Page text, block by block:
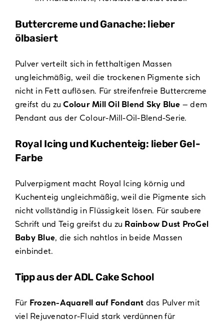
Buttercreme und Ganache: lieber
ölbasiert
Pulver verteilt sich in fetthaltigen Massen
ungleichmäßig, weil die trockenen Pigmente sich
nicht in Fett auflösen. Für streifenfreie Buttercreme
greifst du zuColour Mill Oil Blend Sky Blue – dem
Pendant aus der Colour-Mill-Oil-Blend-Serie.
Royal Icing und Kuchenteig: lieber Gel-
Farbe
Pulverpigment macht Royal Icing körnig und
Kuchenteig ungleichmäßig, weil die Pigmente sich
nicht vollständig in Flüssigkeit lösen. Für saubere
Schrift und Teig greifst du zu Rainbow Dust ProGel
Baby Blue, die sich nahtlos in beide Massen
einbindet.
Tipp aus der ADL Cake School
Für Frozen-Aquarell auf Fondant das Pulver mit
viel Rejuvenator-Fluid stark verdünnen für